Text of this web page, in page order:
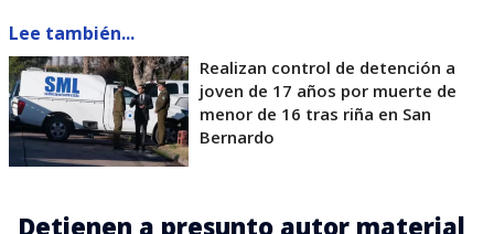
Lee también...
Realizan control de detención a
joven de 17 años por muerte de
menor de 16 tras riña en San
Bernardo
Detienen a presunto autor material